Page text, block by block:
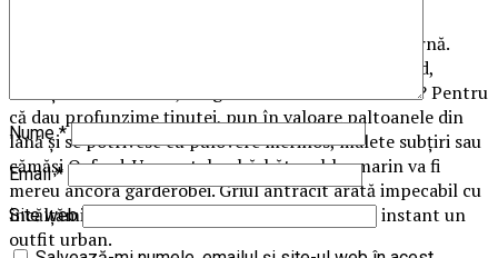
Simplu: culorile care te avantajează în lumină de iarnă.
Bleumarinul saturat, griurile profunde, camelul cald,
nuanțele de măsliniu, burgund sau ciocolatiu. De ce? Pentru
că dau profunzime ținutei, pun în valoare paltoanele din
lână și se potrivesc cu pulovere merinos, malete subțiri sau
cămăși Oxford. Un pantalon bărbătesc bleumarin va fi
mereu ancora garderobei. Griul antracit arată impecabil cu
încălțăminte maro, iar bejul nisipiu încălzește instant un
outfit urban.
Nume*
Email*
Site web